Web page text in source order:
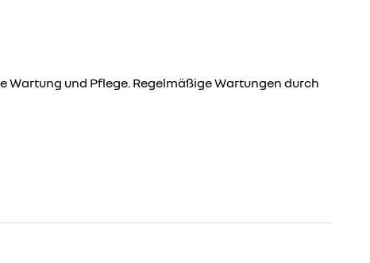
und Pflege. Regelmäßige Wartungen durch